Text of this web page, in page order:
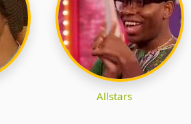
Allstars